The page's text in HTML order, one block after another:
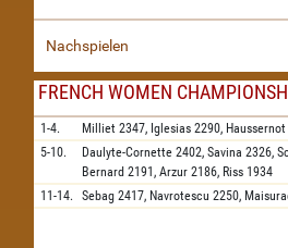
Nachspielen
FRENCH WOMEN
1-4. Milliet 2347, Iglesias 2290, Haussernot
5-10.
Daulyte-Cornette 2402, Savina 2326,
Bernard 2191, Arzur 2186, Riss 1934
11-14. Sebag 2417, Navrotescu 2250,